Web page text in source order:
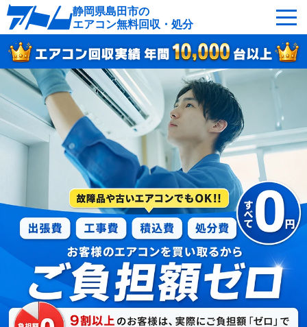
静岡県島田市の
エアコン無料回収・処分
サービスの特徴 回収可能なエアコン
対応エリア 回収の流れ
よくあるご質問 運営会社
島田市へ無料出張
最短即日 お急ぎの方はこちら
050-5482-9461
受付：24時間年中無休（通話料無料）
LINEやメールでカンタン依頼